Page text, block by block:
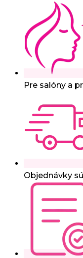
Pre salóny a
Objednávky